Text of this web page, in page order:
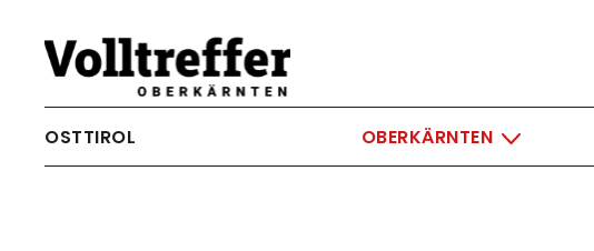
Skip to main content
OSTTIROL OBERKÄRNTEN